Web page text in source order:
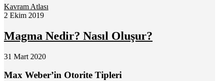
Kavram Atlası
2 Ekim 2019
Magma Nedir? Nasıl Oluşur?
31 Mart 2020
Max Weber’in Otorite Tipleri